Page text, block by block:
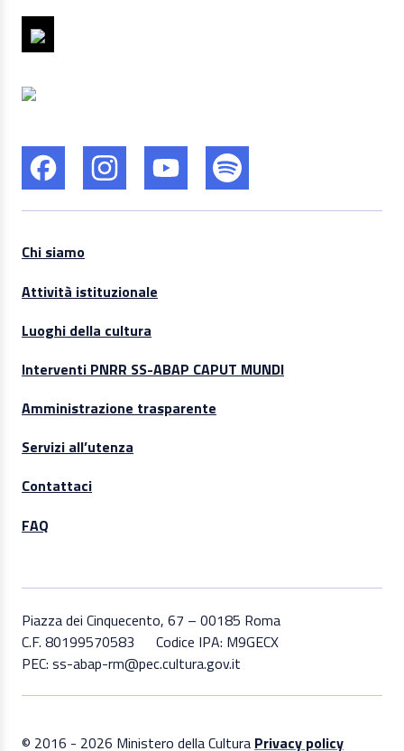
Chi siamo
Attività istituzionale
Luoghi della cultura
Interventi PNRR SS-ABAP CAPUT MUNDI
Amministrazione trasparente
Servizi all’utenza
Contattaci
FAQ
Piazza dei Cinquecento, 67 – 00185 Roma
C.F. 80199570583
Codice IPA: M9GECX
PEC: ss-abap-rm@pec.cultura.gov.it
© 2016 - 2026 Ministero della Cultura Privacy policy